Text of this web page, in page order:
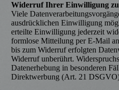
Widerruf Ihrer Einwilligung
Viele
ausdrücklichen Einwilligung
erteilte Einwilligung jederzeit
formlose Mitteilung per E-Mail
bis zum Widerruf erfolgten
Widerruf unberührt.
Datenerhebung in besonderen
Direktwerbung (Art. 21